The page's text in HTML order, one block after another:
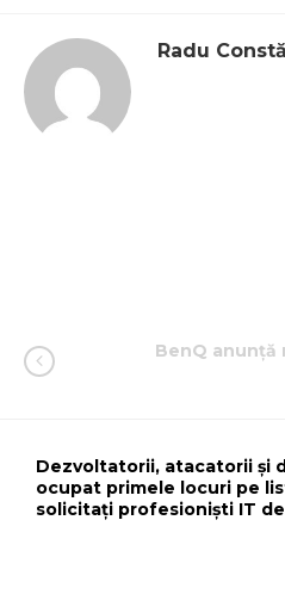
Radu
BenQ anunță
Dezvoltatorii, atacatorii și
ocupat primele locuri pe
solicitați profesioniști IT